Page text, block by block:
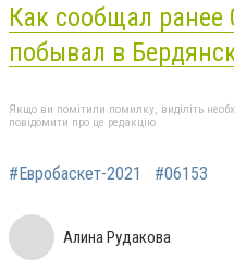
Как сообщал ранее
побывал в
Якщо ви помітили помилку, виділіть
повідомити про це редакцію
#Евробаскет-2021 #06153
Алина Рудакова